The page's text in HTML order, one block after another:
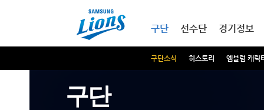
구단
구단소식 히스토리 엠블럼 캐릭
선수단 경기정보
구단